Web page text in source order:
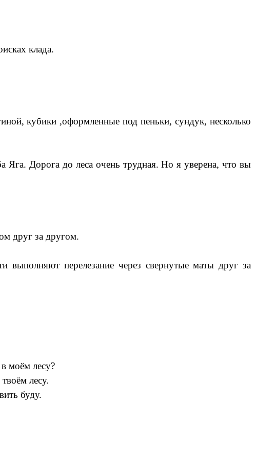
клада.
кубики ,оформленные под пеньки, сундук, несколько
Яга. Дорога до леса очень трудная. Но я уверена, что вы
друг за другом.
выполняют перелезание через свернутые маты друг за
моём лесу?
лесу.
буду.